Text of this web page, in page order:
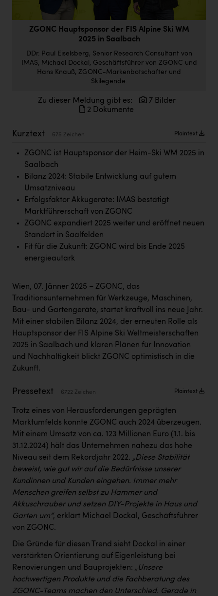
Doppler Gruppe
ERLUS AG
Firmenradl
HIG Infomotion Group
Immotech
INTERSPAR
Jesolo
Jane Goodall Institute Austria
Kärcher
Karin Liedl
KEBA
KLIPP Frisör
Kleider Bauer
Kremsmüller Anlagenbau GmbH
Oldtimer Raststationen und Motorhotels
Österreichischer Kachelofenverband
Passage Linz
PÜSPÖK
REMAX
RE/MAX Welcome
Resch&Frisch
RUBBLE MASTER
Ruderclub Wels
SCRI - Salzburg Cancer Research Institute
SCHMACHTL GmbH
ZGONC Hauptsponsor der FIS Alpine Ski WM
2025 in Saalbach
DDr. Paul Eiselsberg, Senior Research Consultant von
IMAS, Michael Dockal, Geschäftsführer von ZGONC und
Hans Knauß, ZGONC-Markenbotschafter und
Skilegende.
Zu dieser Meldung gibt es:
7 Bilder
2 Dokumente
Kurztext 675 Zeichen Plaintext
ZGONC ist Hauptsponsor der Heim-Ski WM 2025 in
Saalbach
Bilanz 2024: Stabile Entwicklung auf gutem
Umsatzniveau
Erfolgsfaktor Akkugeräte: IMAS bestätigt
Marktführerschaft von ZGONC
ZGONC expandiert 2025 weiter und eröffnet neuen
Standort in Saalfelden
Fit für die Zukunft: ZGONC wird bis Ende 2025
energieautark
Wien, 07. Jänner 2025 – ZGONC, das
Traditionsunternehmen für Werkzeuge, Maschinen,
Bau- und Gartengeräte, startet kraftvoll ins neue Jahr.
Mit einer stabilen Bilanz 2024, der erneuten Rolle als
Hauptsponsor der FIS Alpine Ski Weltmeisterschaften
2025 in Saalbach und klaren Plänen für Innovation
und Nachhaltigkeit blickt ZGONC optimistisch in die
Zukunft.
Pressetext 6722 Zeichen Plaintext
Trotz eines von Herausforderungen geprägten
Marktumfelds konnte ZGONC auch 2024 überzeugen.
Mit einem Umsatz von ca. 123 Millionen Euro (1.1. bis
31.12.2024) hält das Unternehmen nahezu das hohe
Niveau seit dem Rekordjahr 2022. „Diese Stabilität
beweist, wie gut wir auf die Bedürfnisse unserer
Kundinnen und Kunden eingehen. Immer mehr
Menschen greifen selbst zu Hammer und
Akkuschrauber und setzen DIY-Projekte in Haus und
Garten um“, erklärt Michael Dockal, Geschäftsführer
von ZGONC.
Die Gründe für diesen Trend sieht Dockal in einer
verstärkten Orientierung auf Eigenleistung bei
Renovierungen und Bauprojekten: „Unsere
hochwertigen Produkte und die Fachberatung des
ZGONC-Teams machen den Unterschied. Gerade in